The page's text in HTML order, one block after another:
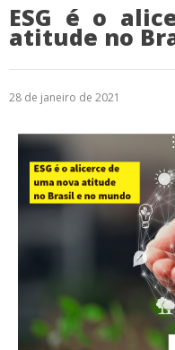
ESG é o
atitude no
28 de janeiro de 2021